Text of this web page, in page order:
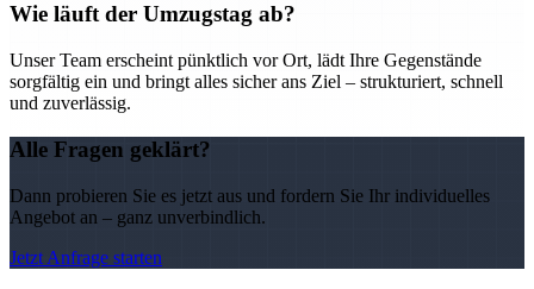
Wie läuft der Umzugstag ab?
Unser Team erscheint pünktlich vor Ort, lädt Ihre Gegenstände
sorgfältig ein und bringt alles sicher ans Ziel – strukturiert, schnell
und zuverlässig.
Alle Fragen geklärt?
Dann probieren Sie es jetzt aus und fordern Sie Ihr individuelles
Angebot an – ganz unverbindlich.
Jetzt Anfrage starten